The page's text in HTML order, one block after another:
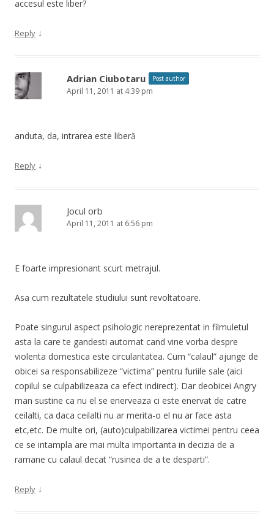
accesul este liber?
Reply ↓
Adrian Ciubotaru Post author
April 11, 2011 at 4:39 pm
anduta, da, intrarea este liberă
Reply ↓
Jocul orb
April 11, 2011 at 6:56 pm
E foarte impresionant scurt metrajul.
Asa cum rezultatele studiului sunt revoltatoare.
Poate singurul aspect psihologic nereprezentat in filmuletul
asta la care te gandesti automat cand vine vorba despre
violenta domestica este circularitatea. Cum “calaul” ajunge de
obicei sa responsabilizeze “victima” pentru furiile sale (aici
copilul se culpabilizeaza ca efect indirect). Dar deobicei Angry
man sustine ca nu el se enerveaza ci este enervat de catre
ceilalti, ca daca ceilalti nu ar merita-o el nu ar face asta
etc,etc. De multe ori, (auto)culpabilizarea victimei pentru ceea
ce se intampla are mai multa importanta in decizia de a
ramane cu calaul decat “rusinea de a te desparti”.
Reply ↓